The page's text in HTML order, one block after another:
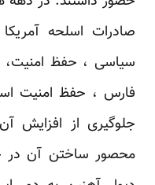
صادرات اسلحه
سیاسی ، حفظ امنیت،
فارس ، حفظ امنیت
جلوگیری از افزایش
محصور ساختن آن در